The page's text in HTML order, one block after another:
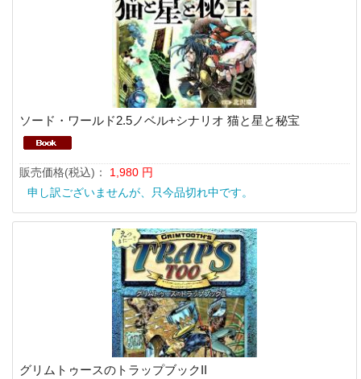
ソード・ワールド2.5ノベル+シナリオ 猫と星と秘宝
販売価格(税込)： 1,980 円
申し訳ございませんが、只今品切れ中です。
グリムトゥースのトラップブックII